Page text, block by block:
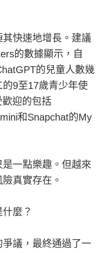
快速地增長。建議
的數據顯示，自
的兒童人數幾
9至17歲青少年使
迎的包括
和Snapchat的My
一點樂趣。但越來
真實存在。
麼？
議，最終通過了一